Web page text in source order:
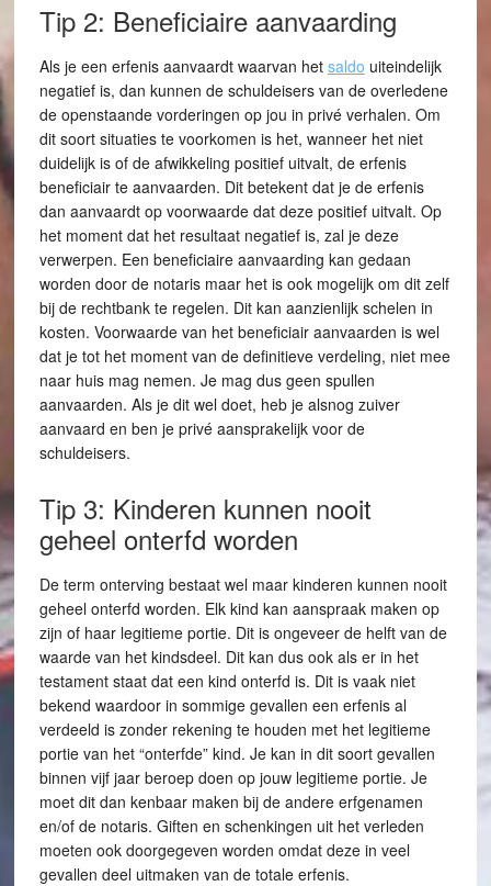
Tip 2: Beneficiaire aanvaarding
Als je een erfenis aanvaardt waarvan het saldo uiteindelijk
negatief is, dan kunnen de schuldeisers van de overledene
de openstaande vorderingen op jou in privé verhalen. Om
dit soort situaties te voorkomen is het, wanneer het niet
duidelijk is of de afwikkeling positief uitvalt, de erfenis
beneficiair te aanvaarden. Dit betekent dat je de erfenis
dan aanvaardt op voorwaarde dat deze positief uitvalt. Op
het moment dat het resultaat negatief is, zal je deze
verwerpen. Een beneficiaire aanvaarding kan gedaan
worden door de notaris maar het is ook mogelijk om dit zelf
bij de rechtbank te regelen. Dit kan aanzienlijk schelen in
kosten. Voorwaarde van het beneficiair aanvaarden is wel
dat je tot het moment van de definitieve verdeling, niet mee
naar huis mag nemen. Je mag dus geen spullen
aanvaarden. Als je dit wel doet, heb je alsnog zuiver
aanvaard en ben je privé aansprakelijk voor de
schuldeisers.
Tip 3: Kinderen kunnen nooit
geheel onterfd worden
De term onterving bestaat wel maar kinderen kunnen nooit
geheel onterfd worden. Elk kind kan aanspraak maken op
zijn of haar legitieme portie. Dit is ongeveer de helft van de
waarde van het kindsdeel. Dit kan dus ook als er in het
testament staat dat een kind onterfd is. Dit is vaak niet
bekend waardoor in sommige gevallen een erfenis al
verdeeld is zonder rekening te houden met het legitieme
portie van het “onterfde” kind. Je kan in dit soort gevallen
binnen vijf jaar beroep doen op jouw legitieme portie. Je
moet dit dan kenbaar maken bij de andere erfgenamen
en/of de notaris. Giften en schenkingen uit het verleden
moeten ook doorgegeven worden omdat deze in veel
gevallen deel uitmaken van de totale erfenis.